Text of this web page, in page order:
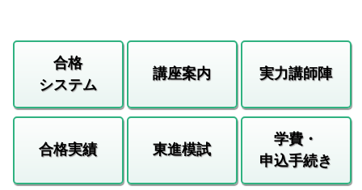
合格
システム
講座案内 実力講師陣
合格実績 東進模試
学費・
申込手続き